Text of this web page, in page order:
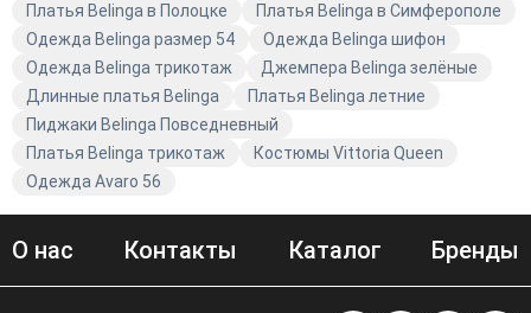
Платья Belinga в Полоцке
Платья Belinga в Симферополе
Одежда Belinga размер 54
Одежда Belinga шифон
Одежда Belinga трикотаж
Джемпера Belinga зелёные
Длинные платья Belinga
Платья Belinga летние
Пиджаки Belinga Повседневный
Платья Belinga трикотаж
Костюмы Vittoria Queen
Одежда Avaro 56
О нас Контакты Каталог Бренды